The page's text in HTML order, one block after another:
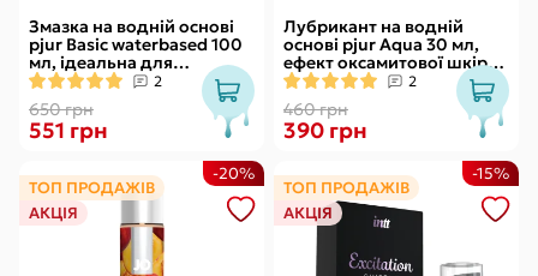
Змазка на водній основі
pjur Basic waterbased 100
мл, ідеальна для
новачків, найкраща ціна/
якість
2
650 грн
551 грн
Лубрикант на водній
основі pjur Aqua 30 мл,
ефект оксамитової шкіри
без прилипання
2
460 грн
390 грн
ТОП ПРОДАЖІВ
АКЦІЯ
-20%
ТОП ПРОДАЖІВ
АКЦІЯ
-15%